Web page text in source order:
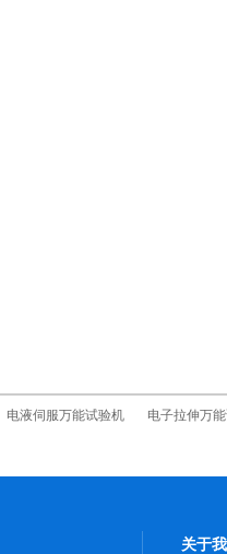
电液伺服万能试验机
电子拉伸万
关于